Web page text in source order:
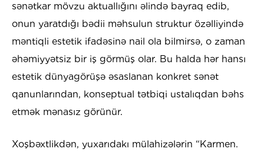
sənətkar mövzu aktuallığını əlində bayraq edib,
onun yaratdığı bədii məhsulun struktur özəlliyində
məntiqli estetik ifadəsinə nail ola bilmirsə, o zaman
əhəmiyyətsiz bir iş görmüş olar. Bu halda hər hansı
estetik dünyagörüşə əsaslanan konkret sənət
qanunlarından, konseptual tətbiqi ustalıqdan bəhs
etmək mənasız görünür.
Xoşbəxtlikdən, yuxarıdakı mülahizələrin “Karmen.